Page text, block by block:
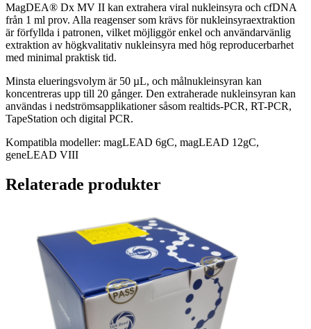
MagDEA® Dx MV II kan extrahera viral nukleinsyra och cfDNA
från 1 ml prov. Alla reagenser som krävs för nukleinsyraextraktion
är förfyllda i patronen, vilket möjliggör enkel och användarvänlig
extraktion av högkvalitativ nukleinsyra med hög reproducerbarhet
med minimal praktisk tid.
Minsta elueringsvolym är 50 µL, och målnukleinsyran kan
koncentreras upp till 20 gånger. Den extraherade nukleinsyran kan
användas i nedströmsapplikationer såsom realtids-PCR, RT-PCR,
TapeStation och digital PCR.
Kompatibla modeller: magLEAD 6gC, magLEAD 12gC,
geneLEAD VIII
Relaterade produkter